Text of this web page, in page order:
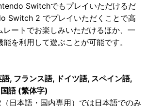
Switchでもプレイいただけるだ
Switch 2 でプレイいただくことで高
レートでお楽しみいただけるほか、一
を利用して遊ぶことが可能です。
, フランス語, ドイツ語, スペイン語,
語 (繁体字)
日本語・国内専用）では日本語でのみ